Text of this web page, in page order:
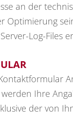
an der
Optimierung
Log-Files
Ihre
der von